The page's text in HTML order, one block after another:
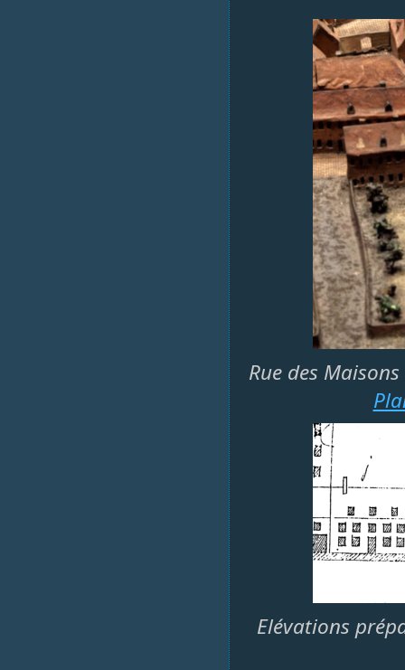
Rue des
Elévations